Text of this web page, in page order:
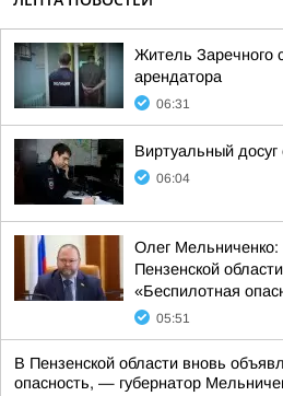
Житель Заречного
арендатора
06:31
Виртуальный
06:04
Олег Мельниченко:
Пензенской
«Беспилотная
05:51
В Пензенской области вновь
опасность, — губернатор